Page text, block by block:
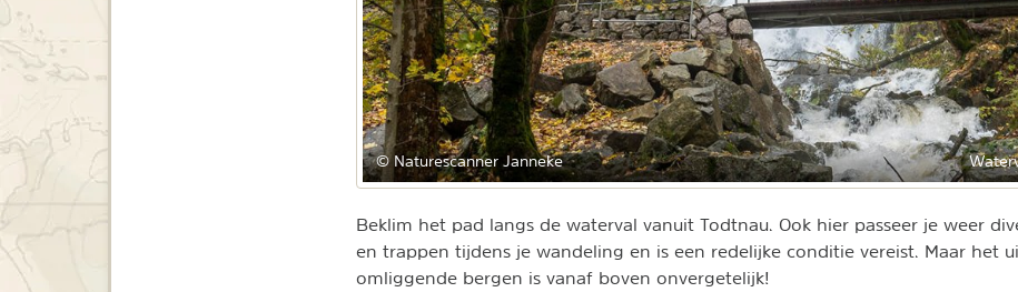
© Naturescanner Janneke
Beklim het pad langs de waterval vanuit Todtnau. Ook hier passeer je weer
en trappen tijdens je wandeling en is een redelijke conditie vereist. Maar het
omliggende bergen is vanaf boven onvergetelijk!